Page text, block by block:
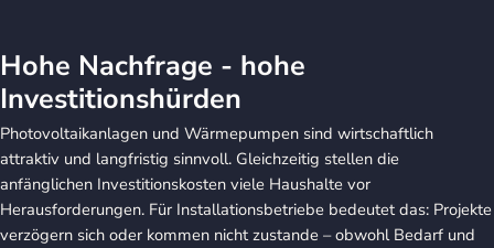
Hohe Nachfrage - hohe
Investitionshürden
Photovoltaikanlagen und Wärmepumpen sind wirtschaftlich
attraktiv und langfristig sinnvoll. Gleichzeitig stellen die
anfänglichen Investitionskosten viele Haushalte vor
Herausforderungen. Für Installationsbetriebe bedeutet das: Projekte
verzögern sich oder kommen nicht zustande – obwohl Bedarf und